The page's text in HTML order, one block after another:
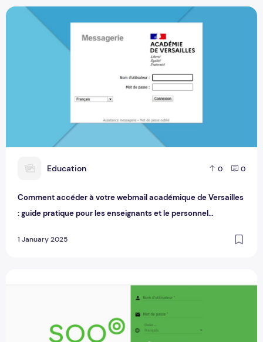
E Education 0 0
Comment accéder à votre webmail académique de Versailles
: guide pratique pour les enseignants et le personnel
1 January 2025
Comment accéder à votre webmail académique de